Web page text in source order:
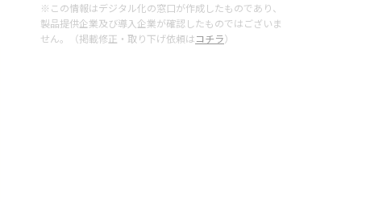
※この情報はデジタル化の窓口が作成したものであり、
製品提供企業及び導入企業が確認したものではございま
せん。（掲載修正・取り下げ依頼はコチラ）